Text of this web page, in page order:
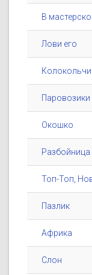
В
Лови его
Паровозики
Окошко
Разбойница
Топ-Топ,
Пазлик
Африка
Слон